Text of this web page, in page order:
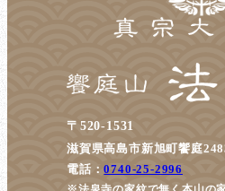
〒520-1531
滋賀県高島市新旭町饗庭
電話：0740-25-2996